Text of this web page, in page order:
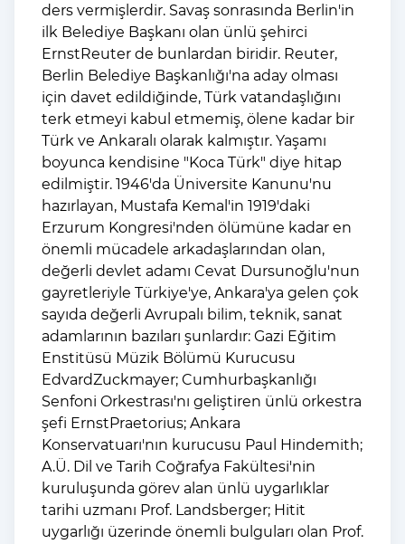
ders vermişlerdir. Savaş sonrasında Berlin'in
ilk Belediye Başkanı olan ünlü şehirci
ErnstReuter de bunlardan biridir. Reuter,
Berlin Belediye Başkanlığı'na aday olması
için davet edildiğinde, Türk vatandaşlığını
terk etmeyi kabul etmemiş, ölene kadar bir
Türk ve Ankaralı olarak kalmıştır. Yaşamı
boyunca kendisine "Koca Türk" diye hitap
edilmiştir. 1946'da Üniversite Kanunu'nu
hazırlayan, Mustafa Kemal'in 1919'daki
Erzurum Kongresi'nden ölümüne kadar en
önemli mücadele arkadaşlarından olan,
değerli devlet adamı Cevat Dursunoğlu'nun
gayretleriyle Türkiye'ye, Ankara'ya gelen çok
sayıda değerli Avrupalı bilim, teknik, sanat
adamlarının bazıları şunlardır: Gazi Eğitim
Enstitüsü Müzik Bölümü Kurucusu
EdvardZuckmayer; Cumhurbaşkanlığı
Senfoni Orkestrası'nı geliştiren ünlü orkestra
şefi ErnstPraetorius; Ankara
Konservatuarı'nın kurucusu Paul Hindemith;
A.Ü. Dil ve Tarih Coğrafya Fakültesi'nin
kuruluşunda görev alan ünlü uygarlıklar
tarihi uzmanı Prof. Landsberger; Hitit
uygarlığı üzerinde önemli bulguları olan Prof.